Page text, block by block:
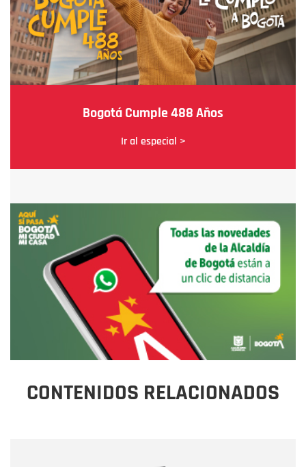
Bogotá Cumple 488 Años
Ir al especial >
CONTENIDOS RELACIONADOS